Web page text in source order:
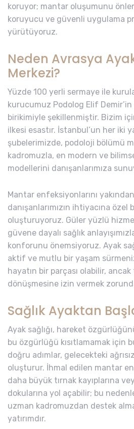
koruyor; mantar oluşumunu
koruyucu ve güvenli uygulama
yürütüyoruz.
Neden Avrasya
Merkezi?
Yüzde 100 yerli sermaye ile
kurucumuz Podolog Elif Demir’in
birikimiyle şekillenmiştir. Bizim
ilkesi esastır. İstanbul’un her iki
şubelerimizde, podoloji bölümü
kadromuzla, en modern ve
modellerini danışanlarımıza
Mantar enfeksiyonlarını
danışanlarımızın ihtiyacına özel
oluşturuyoruz. Güler yüzlü
güvene dayalı sağlık
konforunu önemsiyoruz. Ayak
aktif ve mutlu bir yaşam
hayatın bir parçası olabilir,
dönüşmesine izin vermek
Sağlık Ayaktan
Ayak sağlığı, hareket
bu özgürlüğü kısıtlamamak için
doğru adımlar, gelecekteki
oluşturur. İhmal edilen mantar
daha büyük tırnak kayıplarına
dokularına yol açabilir; bu
uzman kadromuzdan destek
yatırımdır.